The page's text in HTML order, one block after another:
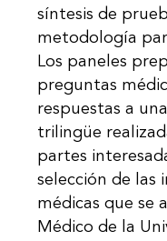
síntesis de
metodología
Los paneles
preguntas
respuestas a
trilingüe
partes
selección de
médicas que se
Médico de la